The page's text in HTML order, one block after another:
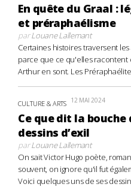
En quête du Graal :
et préraphaélisme
parLouane Lallemant
Certaines histoires traversent
parce que ce qu'elles racontent
Arthur en sont. Les
CULTURE & ARTS 12 MAI 2024
Ce que dit la bouche
dessins d’exil
parLouane Lallemant
On sait Victor Hugo poète,
souvent, on ignore qu'il fut
Voici quelques uns de ses